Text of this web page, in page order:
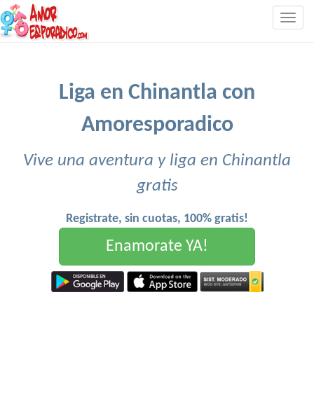
Liga en Chinantla con
Amoresporadico
Vive una aventura y liga en Chinantla
gratis
Registrate, sin cuotas, 100% gratis!
Enamorate YA!